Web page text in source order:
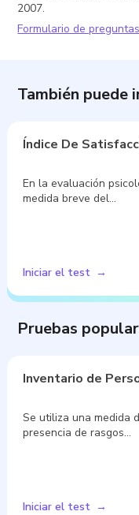
2007.
Formulario de
También puede
Índice De
En la evaluación
medida breve del…
Iniciar el test
Pruebas
Inventario de
Se utiliza una medida
presencia de rasgos…
Iniciar el test